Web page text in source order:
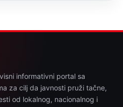
informativni portal sa
za cilj da javnosti pruži tačne,
od lokalnog, nacionalnog i